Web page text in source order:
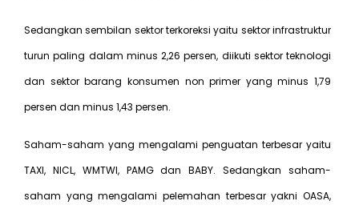
Sedangkan sembilan sektor terkoreksi yaitu sektor infrastruktur
turun paling dalam minus 2,26 persen, diikuti sektor teknologi
dan sektor barang konsumen non primer yang minus 1,79
persen dan minus 1,43 persen.
Saham-saham yang mengalami penguatan terbesar yaitu
TAXI, NICL, WMTWI, PAMG dan BABY. Sedangkan saham-
saham yang mengalami pelemahan terbesar yakni OASA,